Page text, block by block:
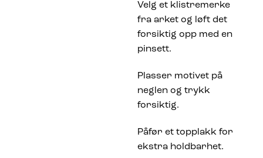
Velg et klistremerke
fra arket og løft det
forsiktig opp med en
pinsett.
Plasser motivet på
neglen og trykk
forsiktig.
Påfør et topplakk for
ekstra holdbarhet.